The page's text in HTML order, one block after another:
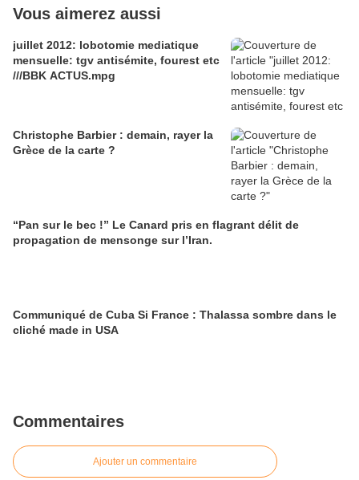
Vous aimerez aussi
juillet 2012: lobotomie mediatique
mensuelle: tgv antisémite, fourest etc
///BBK ACTUS.mpg
Christophe Barbier : demain, rayer la
Grèce de la carte ?
“Pan sur le bec !” Le Canard pris en flagrant délit de
propagation de mensonge sur l’Iran.
Communiqué de Cuba Si France : Thalassa sombre dans le
cliché made in USA
Commentaires
Ajouter un commentaire